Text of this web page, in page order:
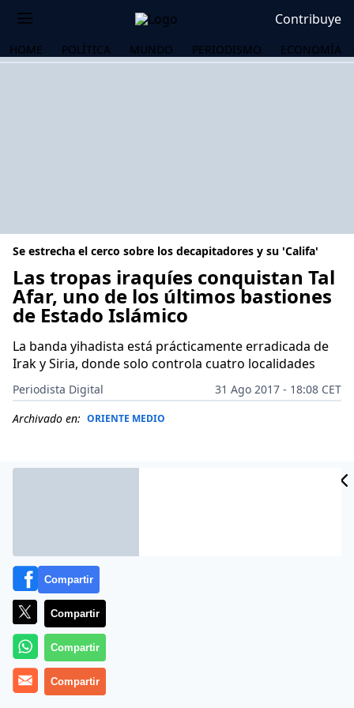
Contribuye
HOME POLÍTICA MUNDO PERIODISMO ECONOMÍA
Se estrecha el cerco sobre los decapitadores y su 'Califa'
Las tropas iraquíes conquistan Tal
Afar, uno de los últimos bastiones
de Estado Islámico
La banda yihadista está prácticamente erradicada de
Irak y Siria, donde solo controla cuatro localidades
Periodista Digital
31 Ago 2017 - 18:08 CET
Archivado en: ORIENTE MEDIO
Las tropas iraquíes, apoyadas por una coalición
internacional liderada por Estados Unidos, anunció
Compartir
Compartir
Compartir
Compartir